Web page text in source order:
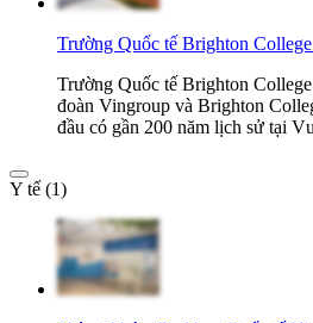
Trường Quốc tế Brighton
Trường Quốc tế Brighton
đoàn Vingroup và Brighton
đầu có gần 200 năm lịch sử tại
Y tế (1)